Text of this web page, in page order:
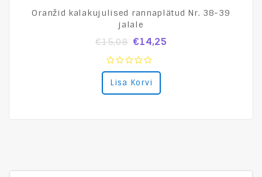
Oranžid kalakujulised rannaplätud Nr. 38-39
jalale
€15,08 €14,25
0
out
of
Lisa Korvi